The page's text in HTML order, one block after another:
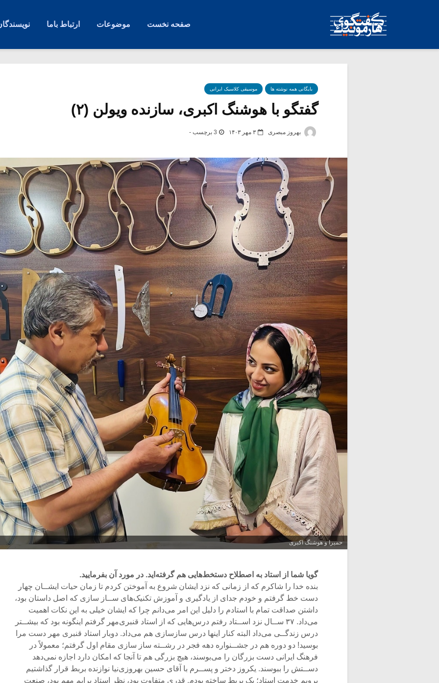
صفحه نخست موضوعات ارتباط باما
بایگانی همه نوشته ها موسیقی کلاسیک ایرانی
گفتگو با هوشنگ اکبری، سازنده ویولن (۲)
بهروز مبصری ۳ مهر ۱۴۰۳ 3 برچسب -
حمیرا و هوشنگ اکبری
گویا شما از استاد به اصطلاح دستخط‌هایی هم گرفته‌اید. در مورد آن بفرمایید.
بنده خدا را شاکرم که از زمانی که نزد ایشان شروع به آموختن کردم تا زمان حیات ایشــان چهار
دست خط گرفتم و خودم جدای از یادگیری و آموزش تکنیک‌های ســاز سازی که اصل داستان بود،
داشتن صداقت تمام با استادم را دلیل این امر می‌دانم چرا که ایشان خیلی به این نکات اهمیت
می‌داد. ۳۷ ســال نزد اســتاد رفتم درس‌هایی که از استاد قنبری‌مهر گرفتم اینگونه بود که بیشــتر
درس زندگــی می‌داد البته کنار اینها درس سازسازی هم می‌داد. دوبار استاد قنبری مهر دست مرا
بوسید! دو دوره هم در جشــنواره دهه فجر در رشــته ساز سازی مقام اول گرفتم؛ معمولاً در
فرهنگ ایرانی دست بزرگان را می‌بوسند، هیچ بزرگی هم تا آنجا که امکان دارد اجازه نمی‌دهد
دســتش را ببوسند. یکروز دختر و پســرم با آقای حسین بهروزی‌نیا نوازنده بربط قرار گذاشتیم
برویم خدمت استاد؛ یک بربط ساخته بودم. قدری متفاوت بود، نظر استاد برایم مهم بود، صنعت